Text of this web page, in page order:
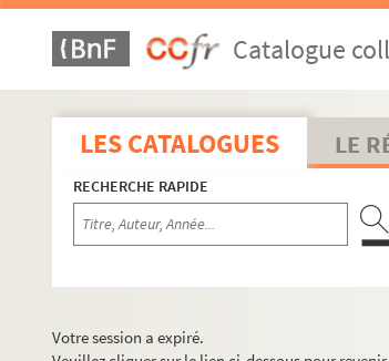
Catalogue
LES CATALOGUES LE
RECHERCHE RAPIDE
Votre session a expiré.